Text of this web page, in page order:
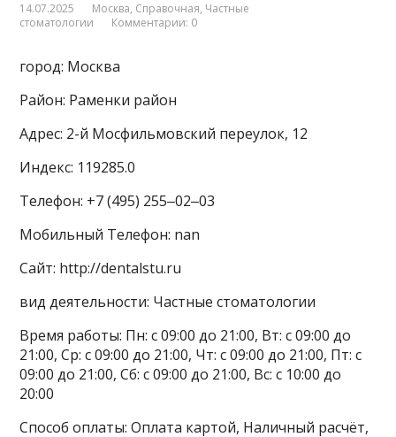
14.07.2025 Москва, Справочная, Частные
стоматологии
Комментарии: 0
город: Москва
Район: Раменки район
Адрес: 2-й Мосфильмовский переулок, 12
Индекс: 119285.0
Телефон: +7 (495) 255‒02‒03
Мобильный Телефон: nan
Сайт: http://dentalstu.ru
вид деятельности: Частные стоматологии
Время работы: Пн: с 09:00 до 21:00, Вт: с 09:00 до
21:00, Ср: с 09:00 до 21:00, Чт: с 09:00 до 21:00, Пт: с
09:00 до 21:00, Сб: с 09:00 до 21:00, Вс: с 10:00 до
20:00
Способ оплаты: Оплата картой, Наличный расчёт,